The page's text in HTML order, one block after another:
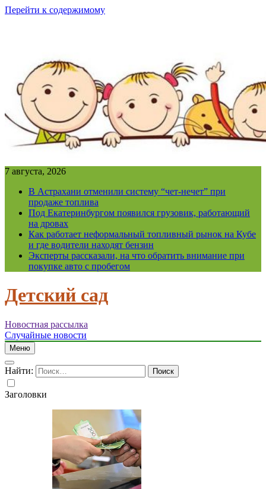
Перейти к содержимому
7 августа, 2026
В Астрахани отменили систему “чет-нечет” при
продаже топлива
Под Екатеринбургом появился грузовик, работающий
на дровах
Как работает неформальный топливный рынок на Кубе
и где водители находят бензин
Эксперты рассказали, на что обратить внимание при
покупке авто с пробегом
Детский сад
Новостная рассылка
Случайные новости
Меню
Найти:
Заголовки